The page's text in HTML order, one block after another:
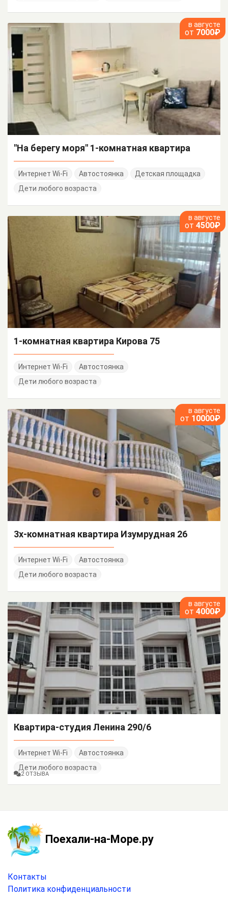
в августе
от 7000₽
"На берегу моря" 1-комнатная квартира
Интернет Wi-Fi Автостоянка
Детская площадка
Дети любого возраста
в августе
от 4500₽
1-комнатная квартира Кирова 75
Интернет Wi-Fi
Автостоянка
Дети любого возраста
в августе
от 10000₽
3х-комнатная квартира Изумрудная 26
Интернет Wi-Fi
Автостоянка
Дети любого возраста
в августе
от 4000₽
Квартира-студия Ленина 290/6
Интернет Wi-Fi
Автостоянка
Дети любого возраста
2 ОТЗЫВА
Поехали-на-Море.ру
Контакты
Политика конфиденциальности